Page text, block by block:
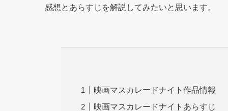
感想とあらすじを解説してみたいと思います。
映画マスカレードナイト作品情報
映画マスカレードナイトあらすじ